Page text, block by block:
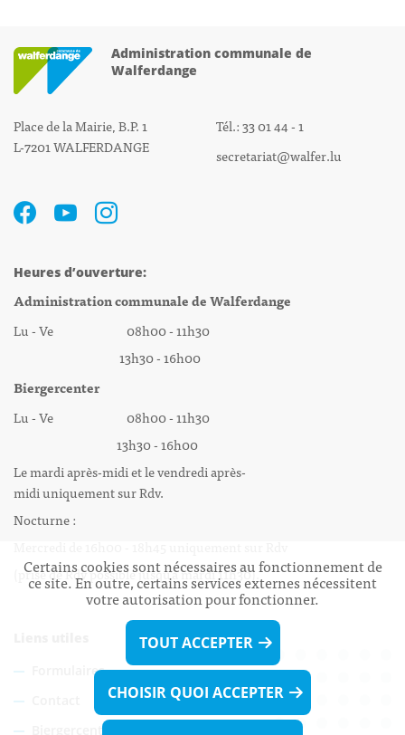
Administration communale de
Walferdange
Place de la Mairie, B.P. 1
L-7201 WALFERDANGE
Tél.: 33 01 44 - 1
secretariat@walfer.lu
Heures d’ouverture:
Administration communale de Walferdange
Lu - Ve 08h00 - 11h30
13h30 - 16h00
Biergercenter
Lu - Ve 08h00 - 11h30
13h30 - 16h00
Le mardi après-midi et le vendredi après-
midi uniquement sur Rdv.
Nocturne :
(prise de Rdv possible jusqu'à mardi 11h30).
Formulaires
Biergercenter
Certains cookies sont nécessaires au fonctionnement de
ce site. En outre, certains services externes nécessitent
votre autorisation pour fonctionner.
TOUT ACCEPTER
CHOISIR QUOI ACCEPTER